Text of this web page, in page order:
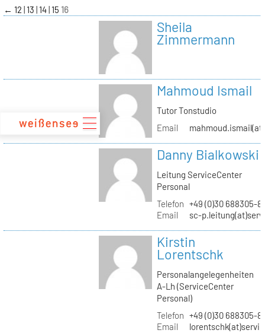
zum
Inhalt
← 12 13 14 15 16
Sheila
Zimmermann
Mahmoud Ismail
Tutor Tonstudio
Email
Danny Bialkowski
Leitung ServiceCenter
Personal
Telefon +49 (0)30 688305-
Email
sc-
Kirstin
Lorentschk
Personalangelegenheiten
A-Lh (ServiceCenter
Personal)
Telefon +49 (0)30 688305-
Email